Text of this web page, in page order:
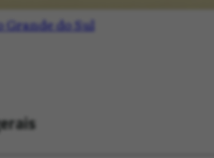
Grande do Sul